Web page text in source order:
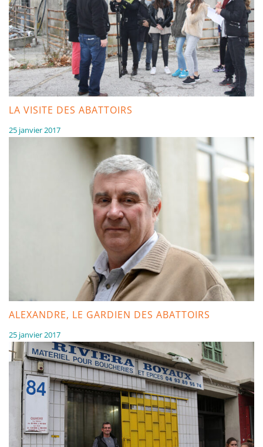
LA VISITE DES ABATTOIRS
25 janvier 2017
ALEXANDRE, LE GARDIEN DES ABATTOIRS
25 janvier 2017